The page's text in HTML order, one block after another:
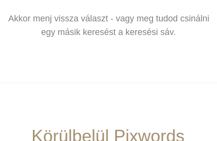
Akkor menj vissza választ - vagy meg tudod csinálni
egy másik keresést a keresési sáv.
Körülbelül Pixwords